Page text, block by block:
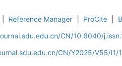
Reference Manager ProCite
CN/10.6040/
CN/Y2025/V55/I1/